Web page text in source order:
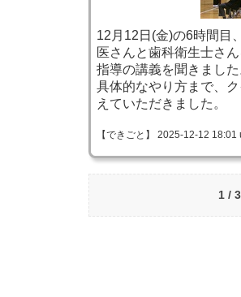
12月12日(金)の6時間目
医さんと歯科衛生士さ
指導の講義を聞きまし
具体的なやり方まで、
えていただきました。
【できごと】 2025-12-12 18:01
1 /